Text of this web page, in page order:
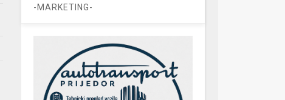
-MARKETING-